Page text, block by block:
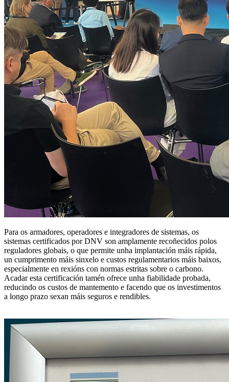
Para os armadores, operadores e integradores de sistemas, os
sistemas certificados por DNV son amplamente recoñecidos polos
reguladores globais, o que permite unha implantación máis rápida,
un cumprimento máis sinxelo e custos regulamentarios máis baixos,
especialmente en rexións con normas estritas sobre o carbono.
Acadar esta certificación tamén ofrece unha fiabilidade probada,
reducindo os custos de mantemento e facendo que os investimentos
a longo prazo sexan máis seguros e rendibles.